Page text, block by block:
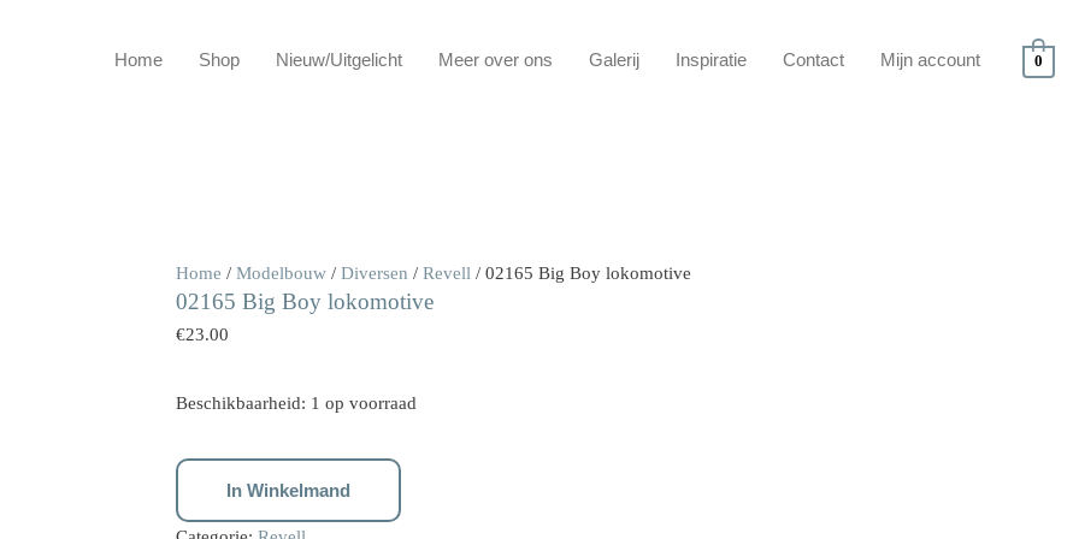
Home Shop Nieuw/Uitgelicht Meer over ons Galerij Inspiratie Contact Mijn account 0
Home / Modelbouw/ Diversen / Revell / 02165 Big Boy lokomotive
02165 Big Boy lokomotive
€23.00
Beschikbaarheid: 1 op voorraad
02165
Big
Boy
In Winkelmand